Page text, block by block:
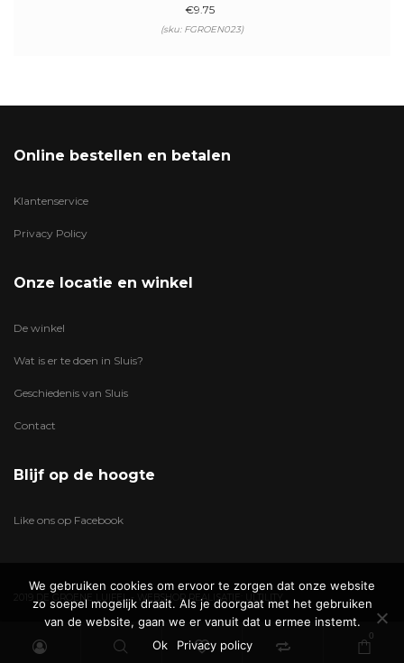
€9.75
(sku: FGROEN023)
Online bestellen en betalen
Klantenservice
Privacy Policy
Onze locatie en winkel
De winkel
Wat is er te doen in Sluis?
Geschiedenis van Sluis
Contact
Blijf op de hoogte
Like ons op Facebook
2019 DE GROENE LUIFEL - WEBSHOP REALISATIE: ULTILITY
0
We gebruiken cookies om ervoor te zorgen dat onze website
zo soepel mogelijk draait. Als je doorgaat met het gebruiken
van de website, gaan we er vanuit dat u ermee instemt.
Ok
Privacy policy